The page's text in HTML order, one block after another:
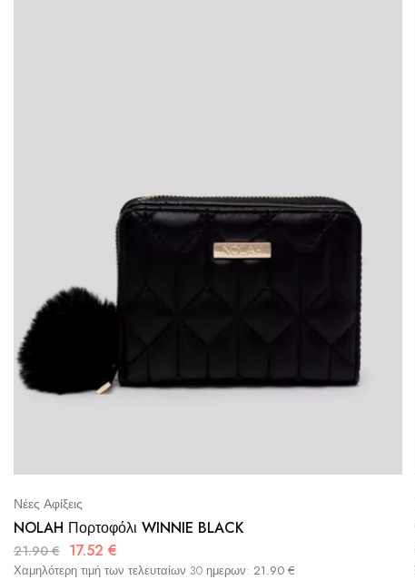
Νέες Αφίξεις
NOLAH Πορτοφόλι WINNIE BLACK
21.90€ 17.52 €
Χαμηλότερη τιμή των τελευταίων 30 ημερων: 21.90 €